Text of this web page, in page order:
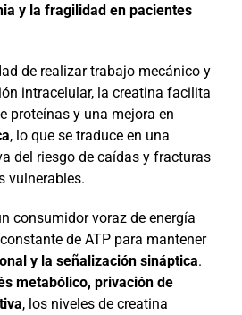
y la fragilidad en pacientes
de realizar trabajo mecánico y
intracelular, la creatina facilita
proteínas y una mejora en
, lo que se traduce en una
del riesgo de caídas y fracturas
vulnerables.
consumidor voraz de energía
de ATP para mantener
y la señalización sináptica.
metabólico, privación de
, los niveles de creatina